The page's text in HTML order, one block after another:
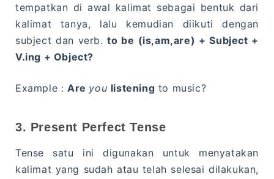
tempatkan di awal kalimat sebagai bentuk dari
kalimat tanya, lalu kemudian diikuti dengan
subject dan verb.to be (is,am,are) + Subject +
V.ing + Object?
Example : Are you listening to music?
3. Present Perfect Tense
Tense satu ini digunakan untuk menyatakan
kalimat yang sudah atau telah selesai dilakukan,